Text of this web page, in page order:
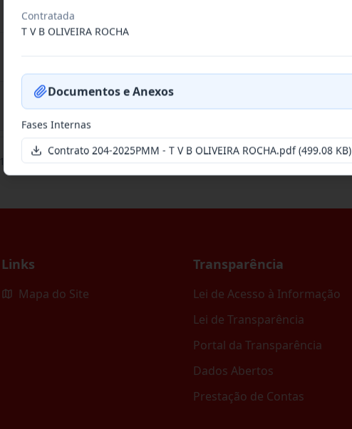
Contratação de pessoa jurídica para prestação de serviços de...
1 de
Links
Mapa do Site
Transparência
Lei de Acesso à Informação
Lei de Transparência
Portal da Transparência
Dados Abertos
Prestação de Contas
Contratada
T V B OLIVEIRA ROCHA
Documentos e Anexos
Fases Internas
Contrato 204-2025PMM - T V B OLIVEIRA ROCHA.pdf(499.08 KB)